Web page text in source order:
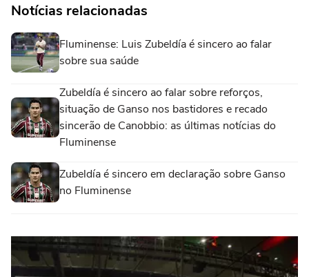
Notícias relacionadas
Fluminense: Luis Zubeldía é sincero ao falar
sobre sua saúde
Zubeldía é sincero ao falar sobre reforços,
situação de Ganso nos bastidores e recado
sincerão de Canobbio: as últimas notícias do
Fluminense
Zubeldía é sincero em declaração sobre Ganso
no Fluminense